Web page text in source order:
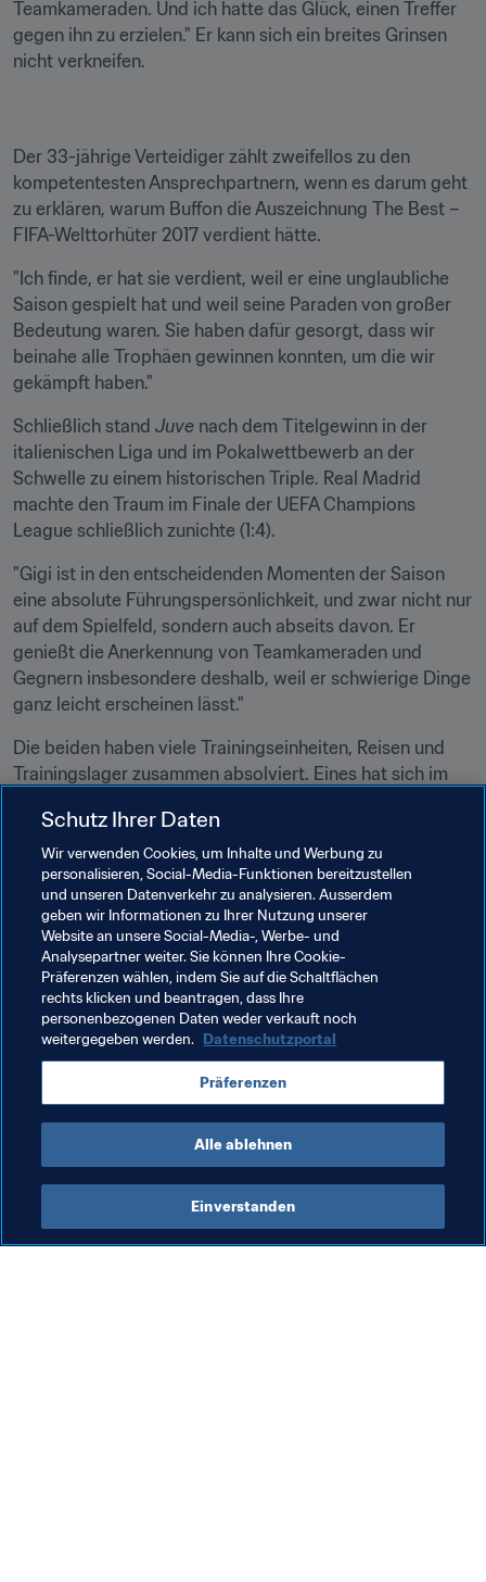
Teamkameraden. Und ich hatte das Glück, einen Treffer
gegen ihn zu erzielen." Er kann sich ein breites Grinsen
nicht verkneifen.
Der 33-jährige Verteidiger zählt zweifellos zu den
kompetentesten Ansprechpartnern, wenn es darum geht
zu erklären, warum Buffon die Auszeichnung The Best –
FIFA-Welttorhüter 2017 verdient hätte.
"Ich finde, er hat sie verdient, weil er eine unglaubliche
Saison gespielt hat und weil seine Paraden von großer
Bedeutung waren. Sie haben dafür gesorgt, dass wir
beinahe alle Trophäen gewinnen konnten, um die wir
gekämpft haben."
Schließlich stand Juve nach dem Titelgewinn in der
italienischen Liga und im Pokalwettbewerb an der
Schwelle zu einem historischen Triple. Real Madrid
machte den Traum im Finale der UEFA Champions
League schließlich zunichte (1:4).
"Gigi ist in den entscheidenden Momenten der Saison
eine absolute Führungspersönlichkeit, und zwar nicht nur
auf dem Spielfeld, sondern auch abseits davon. Er
genießt die Anerkennung von Teamkameraden und
Gegnern insbesondere deshalb, weil er schwierige Dinge
ganz leicht erscheinen lässt."
Die beiden haben viele Trainingseinheiten, Reisen und
Trainingslager zusammen absolviert. Eines hat sich im
bewundernswert: "Gigi ist ein extrovertierter Mensch,
immer gut gelaunt und authentisch. Er ist stets ein
Vorbild für seine Teamkameraden, für junge ebenso wie
für ältere", meint sein treuer Gefolgsmann aus der
Abwehr abschließend.
Verwandte Themen
Italy UEFA
Schutz Ihrer Daten
Wir verwenden Cookies, um Inhalte und Werbung zu
personalisieren, Social-Media-Funktionen bereitzustellen
und unseren Datenverkehr zu analysieren. Ausserdem
geben wir Informationen zu Ihrer Nutzung unserer
Website an unsere Social-Media-, Werbe- und
Analysepartner weiter. Sie können Ihre Cookie-
Präferenzen wählen, indem Sie auf die Schaltflächen
rechts klicken und beantragen, dass Ihre
personenbezogenen Daten weder verkauft noch
weitergegeben werden. Datenschutzportal
Präferenzen
Alle ablehnen
Einverstanden